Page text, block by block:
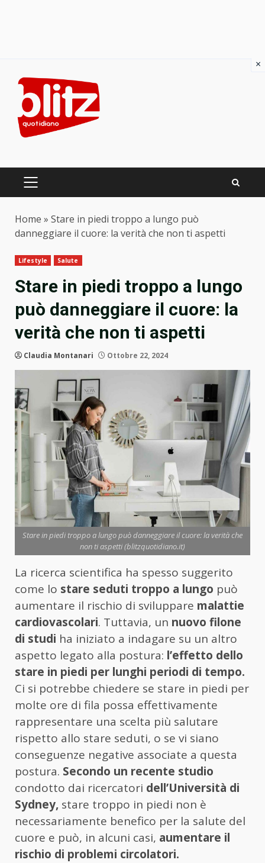
content
PRIMARY
Home » Stare in piedi troppo a lungo può
danneggiare il cuore: la verità che non ti aspetti
Lifestyle Salute
Stare in piedi troppo a lungo
può danneggiare il cuore: la
verità che non ti aspetti
Claudia Montanari Ottobre 22, 2024
Stare in piedi troppo a lungo può danneggiare il cuore: la verità che
non ti aspetti (blitzquotidiano.it)
La ricerca scientifica ha spesso suggerito
come lo stare seduti troppo a lungo può
aumentare il rischio di sviluppare malattie
cardiovascolari. Tuttavia, un nuovo filone
di studi ha iniziato a indagare su un altro
aspetto legato alla postura: l’effetto dello
stare in piedi per lunghi periodi di tempo.
Ci si potrebbe chiedere se stare in piedi per
molte ore di fila possa effettivamente
rappresentare una scelta più salutare
rispetto allo stare seduti, o se vi siano
conseguenze negative associate a questa
postura. Secondo un recente studio
condotto dai ricercatori dell’Università di
Sydney, stare troppo in piedi non è
necessariamente benefico per la salute del
cuore e può, in alcuni casi, aumentare il
rischio di problemi circolatori.
×